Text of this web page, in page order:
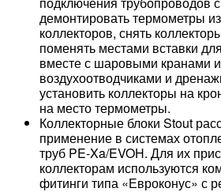
демонтировать термометры
коллекторов, снять
поменять местами вставки
вместе с шаровыми кранами
воздухоотводчиками и
установить коллекторы на
на место термометры.
Коллекторные блоки Stout
применение в системах
труб PE-Xa/EVOH. Для их
коллекторам используются
фитинги типа «Евроконус» с